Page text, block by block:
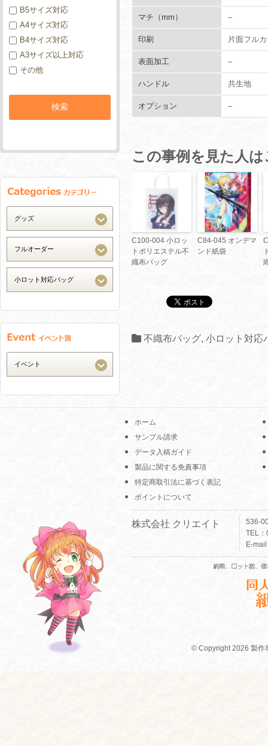
マチ（mm） –
印刷 片面フル
表面加工 –
ハンドル 共生地
オプション –
この事例を見た人
C100-004 小ロッ
トポリエステル不
織布バッグ
C84-045 オンデマ
ンド紙袋
不織布バッグ, 小ロット対応
B5サイズ対応
A4サイズ対応
B4サイズ対応
A3サイズ以上対応
その他
ホーム
サンプル請求
データ入稿ガイド
製品に関する免責事項
特定商取引法に基づく表記
ポイントについて
株式会社 クリエイト
536-
TEL
E-
© Copyright 2026 製作